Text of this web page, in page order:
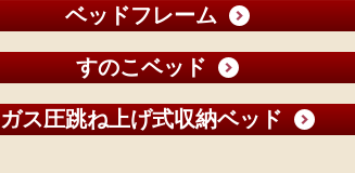
ベッドフレーム
すのこベッド
ガス圧跳ね上げ式収納ベッド